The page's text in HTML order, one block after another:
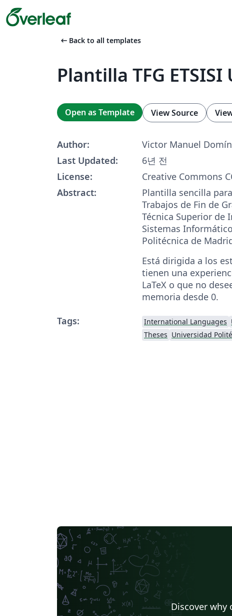
arrow_left_alt Back to all templates
Plantilla TFG ETSISI
Open as Template View Source
Author:
Victor Manuel
Last Updated:
6년 전
License:
Creative Commons
Abstract:
Plantilla sencilla
Trabajos de Fin de
Técnica Superior de
Sistemas
Politécnica de
Está dirigida a los
tienen una
LaTeX o que no
memoria desde 0.
Tags:
International Languages
Theses
Discover